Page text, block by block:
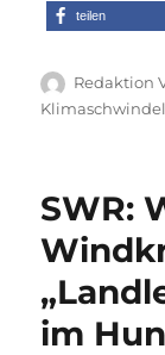
teilen
Autor
Redaktion
Klimaschwindel
SWR:
im